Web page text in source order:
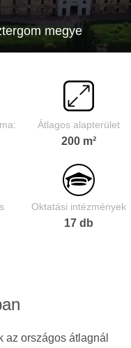
megye
Átlagos alapterület
200 m²
Oktatási intézmények
17 db
az országos átlagnál